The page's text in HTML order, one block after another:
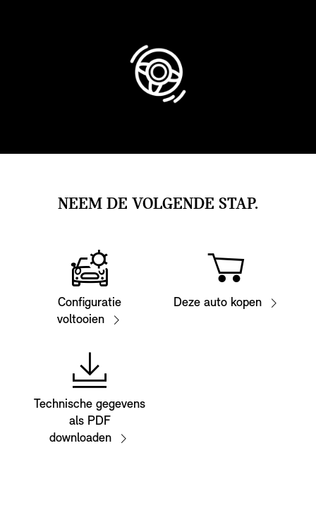
NEEM DE VOLGENDE STAP.
Configuratie
voltooien
Deze auto kopen
Technische gegevens
als PDF
downloaden